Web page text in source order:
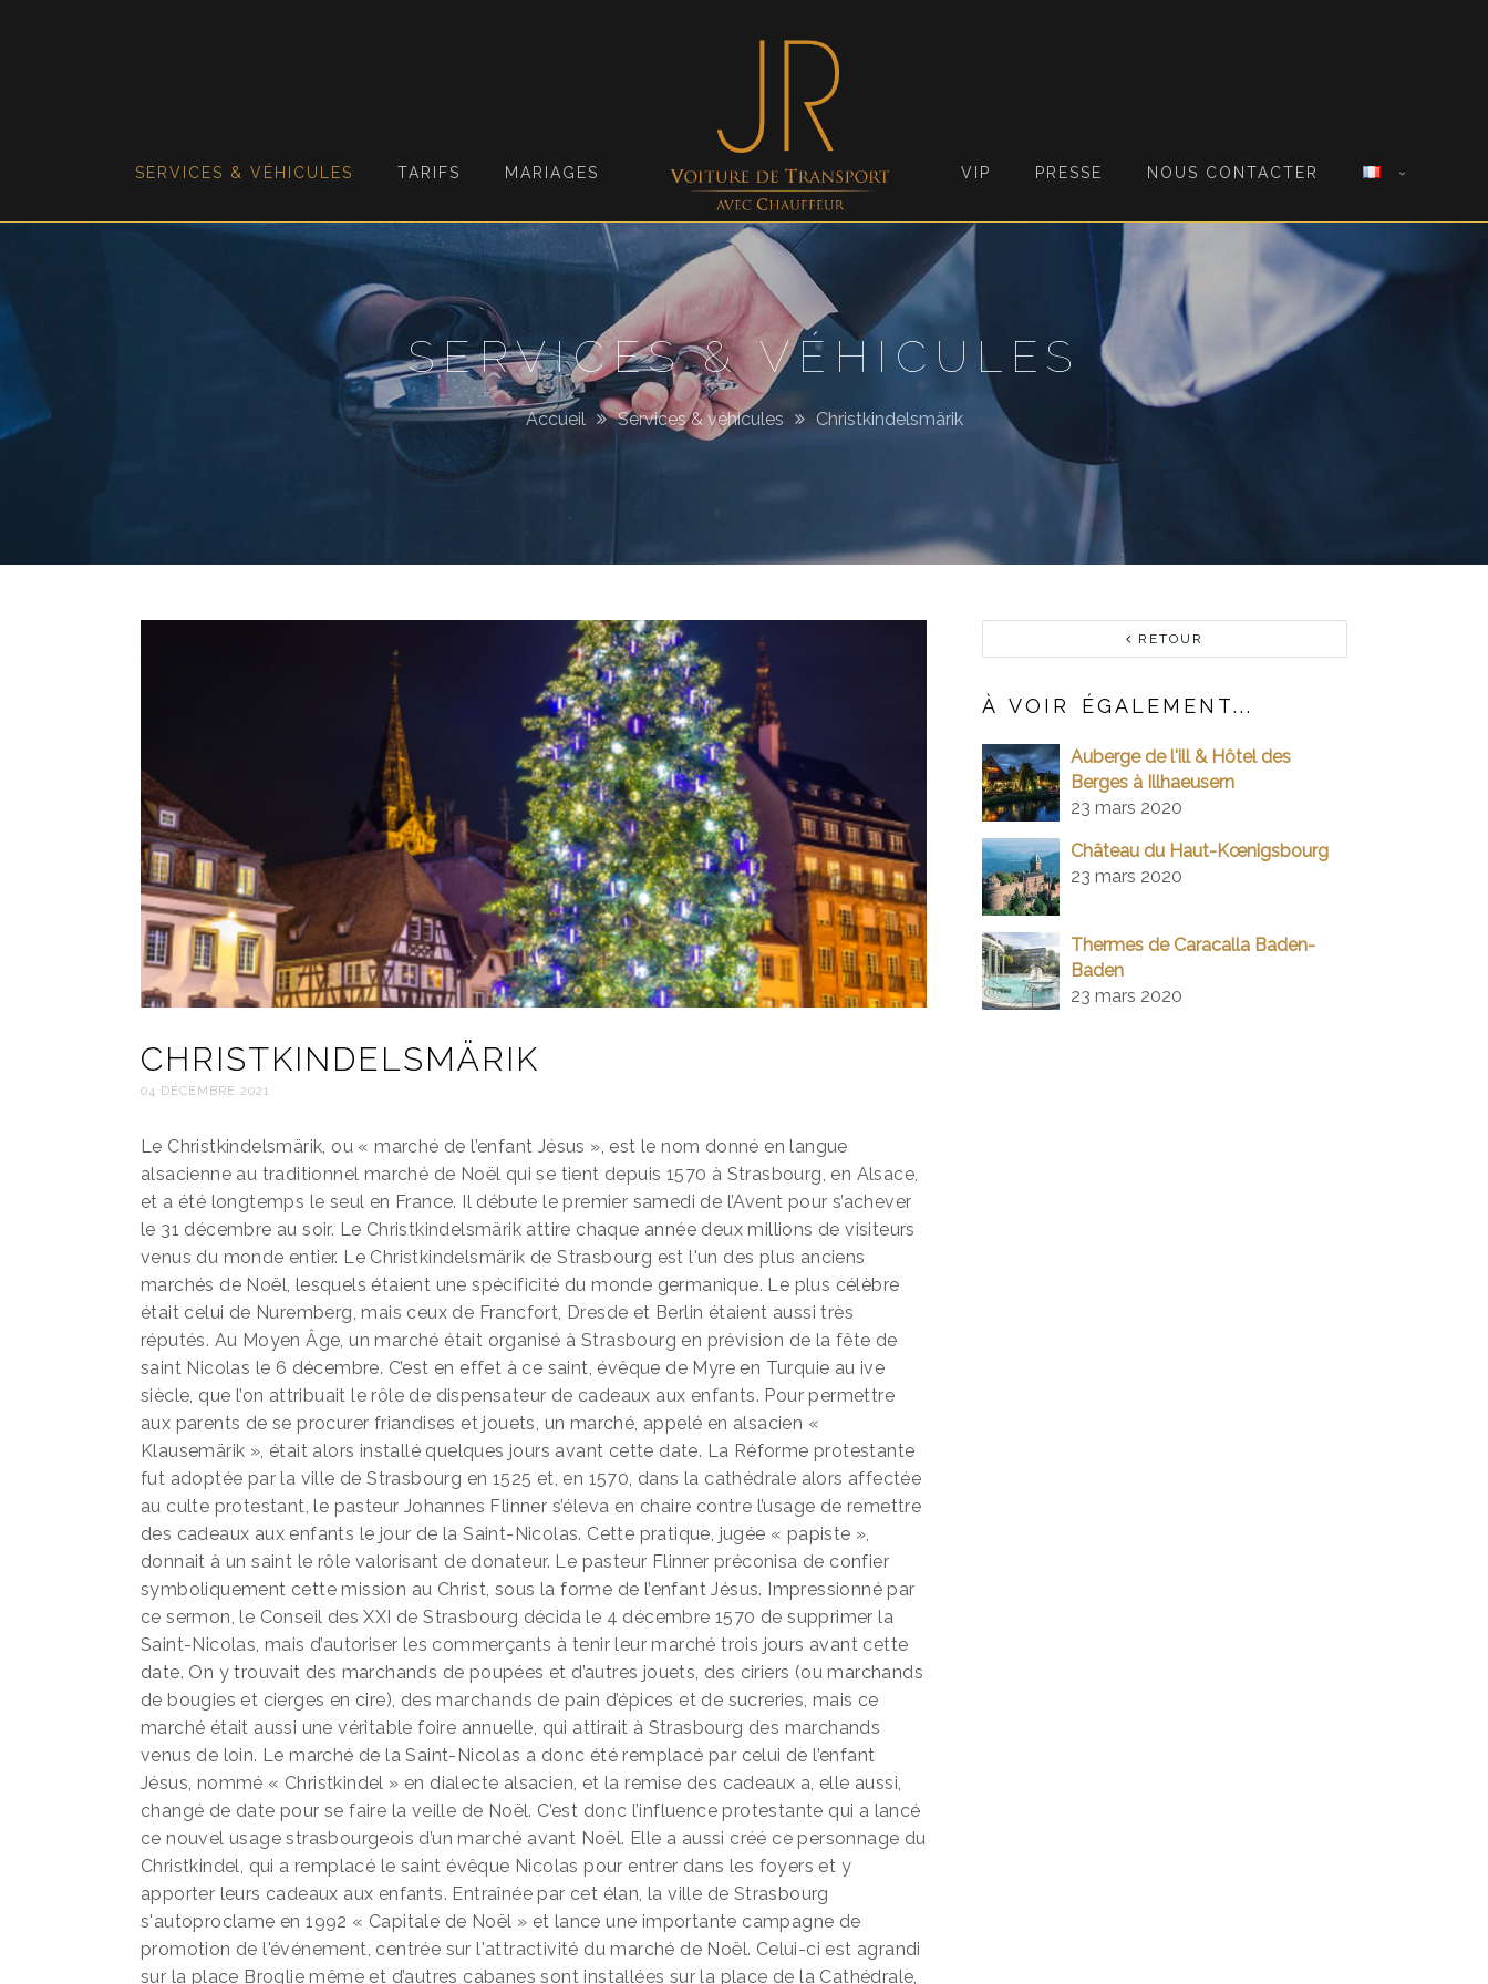
SERVICES & VÉHICULES TARIFS MARIAGES VIP PRESSE NOUS CONTACTER
Roellinger
SERVICES & VÉHICULES
Accueil Services & véhicules Christkindelsmärik
CHRISTKINDELSMÄRIK
04 DÉCEMBRE 2021
Le Christkindelsmärik, ou « marché de l’enfant Jésus », est le nom donné en langue
alsacienne au traditionnel marché de Noël qui se tient depuis 1570 à Strasbourg, en Alsace,
et a été longtemps le seul en France. Il débute le premier samedi de l’Avent pour s’achever
le 31 décembre au soir. Le Christkindelsmärik attire chaque année deux millions de visiteurs
venus du monde entier. Le Christkindelsmärik de Strasbourg est l'un des plus anciens
marchés de Noël, lesquels étaient une spécificité du monde germanique. Le plus célèbre
était celui de Nuremberg, mais ceux de Francfort, Dresde et Berlin étaient aussi très
réputés. Au Moyen Âge, un marché était organisé à Strasbourg en prévision de la fête de
saint Nicolas le 6 décembre. C’est en effet à ce saint, évêque de Myre en Turquie au ive
siècle, que l’on attribuait le rôle de dispensateur de cadeaux aux enfants. Pour permettre
aux parents de se procurer friandises et jouets, un marché, appelé en alsacien «
Klausemärik », était alors installé quelques jours avant cette date. La Réforme protestante
fut adoptée par la ville de Strasbourg en 1525 et, en 1570, dans la cathédrale alors affectée
au culte protestant, le pasteur Johannes Flinner s’éleva en chaire contre l’usage de remettre
des cadeaux aux enfants le jour de la Saint-Nicolas. Cette pratique, jugée « papiste »,
donnait à un saint le rôle valorisant de donateur. Le pasteur Flinner préconisa de confier
symboliquement cette mission au Christ, sous la forme de l’enfant Jésus. Impressionné par
ce sermon, le Conseil des XXI de Strasbourg décida le 4 décembre 1570 de supprimer la
Saint-Nicolas, mais d’autoriser les commerçants à tenir leur marché trois jours avant cette
date. On y trouvait des marchands de poupées et d’autres jouets, des ciriers (ou marchands
de bougies et cierges en cire), des marchands de pain d’épices et de sucreries, mais ce
marché était aussi une véritable foire annuelle, qui attirait à Strasbourg des marchands
venus de loin. Le marché de la Saint-Nicolas a donc été remplacé par celui de l’enfant
Jésus, nommé « Christkindel » en dialecte alsacien, et la remise des cadeaux a, elle aussi,
changé de date pour se faire la veille de Noël. C’est donc l’influence protestante qui a lancé
ce nouvel usage strasbourgeois d’un marché avant Noël. Elle a aussi créé ce personnage du
Christkindel, qui a remplacé le saint évêque Nicolas pour entrer dans les foyers et y
apporter leurs cadeaux aux enfants. Entraînée par cet élan, la ville de Strasbourg
s'autoproclame en 1992 « Capitale de Noël » et lance une importante campagne de
promotion de l'événement, centrée sur l'attractivité du marché de Noël. Celui-ci est agrandi
sur la place Broglie même et d’autres cabanes sont installées sur la place de la Cathédrale,
RETOUR
À VOIR ÉGALEMENT...
Auberge de l'ill & Hôtel des
Berges à Illhaeusern
23 mars 2020
Château du Haut-Kœnigsbourg
23 mars 2020
Thermes de Caracalla Baden-
Baden
23 mars 2020